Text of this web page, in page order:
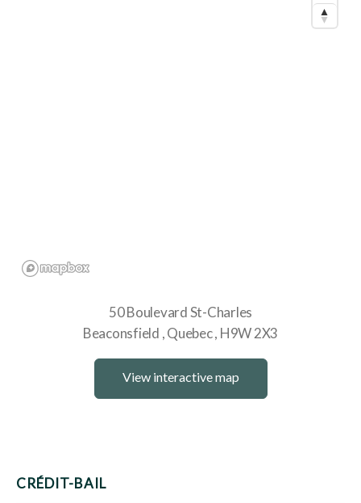
50 Boulevard St-Charles
Beaconsfield Quebec H9W 2X3
View interactive map
CRÉDIT-BAIL